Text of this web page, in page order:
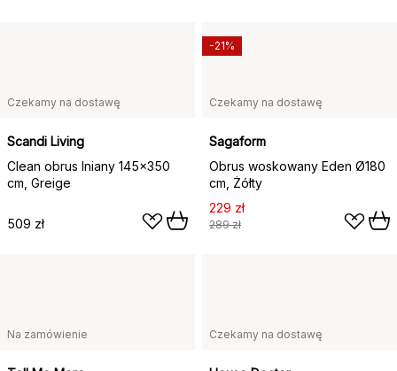
Czekamy na dostawę
Scandi Living
Clean obrus lniany 145x350
cm, Greige
509 zł
Czekamy na dostawę
Sagaform
Obrus woskowany Eden Ø180
cm, Żółty
229 zł
289 zł
-21%
Na zamówienie Czekamy na dostawę